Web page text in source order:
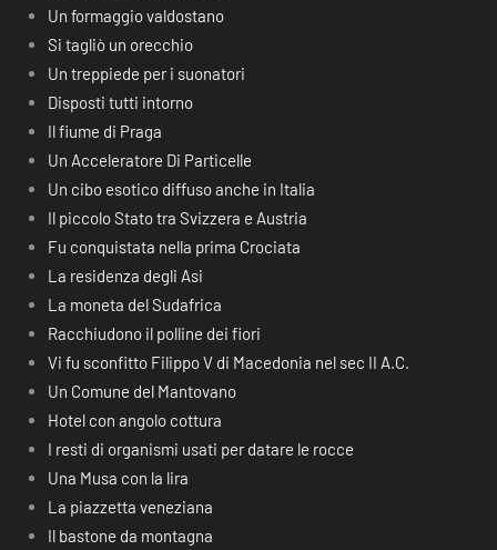
Un formaggio valdostano
Si tagliò un orecchio
Un treppiede per i suonatori
Disposti tutti intorno
Il fiume di Praga
Un Acceleratore Di Particelle
Un cibo esotico diffuso anche in Italia
Il piccolo Stato tra Svizzera e Austria
Fu conquistata nella prima Crociata
La residenza degli Asi
La moneta del Sudafrica
Racchiudono il polline dei fiori
Vi fu sconfitto Filippo V di Macedonia nel sec II A.C.
Un Comune del Mantovano
Hotel con angolo cottura
I resti di organismi usati per datare le rocce
Una Musa con la lira
La piazzetta veneziana
Il bastone da montagna